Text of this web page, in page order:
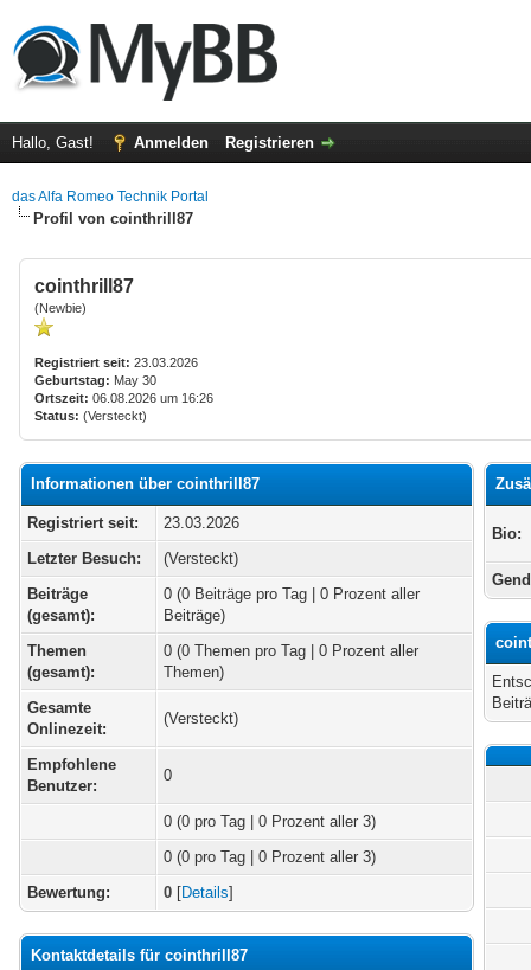
Hallo, Gast! Anmelden Registrieren
das Alfa Romeo Technik Portal
Profil von cointhrill87
cointhrill87
(Newbie)
Registriert seit: 23.03.2026
Geburtstag: May 30
Ortszeit: 06.08.2026 um 16:26
Status: (Versteckt)
Informationen über cointhrill87
Registriert seit:
23.03.2026
Letzter Besuch:
(Versteckt)
Beiträge
(gesamt):
0 (0 Beiträge pro Tag | 0 Prozent aller
Beiträge)
Themen
(gesamt):
0 (0 Themen pro Tag | 0 Prozent aller
Themen)
Gesamte
Onlinezeit:
(Versteckt)
Empfohlene
Benutzer:
0
0 (0 pro Tag | 0 Prozent aller 3)
0 (0 pro Tag | 0 Prozent aller 3)
Bewertung:
0 [Details]
Kontaktdetails für cointhrill87
Bio: